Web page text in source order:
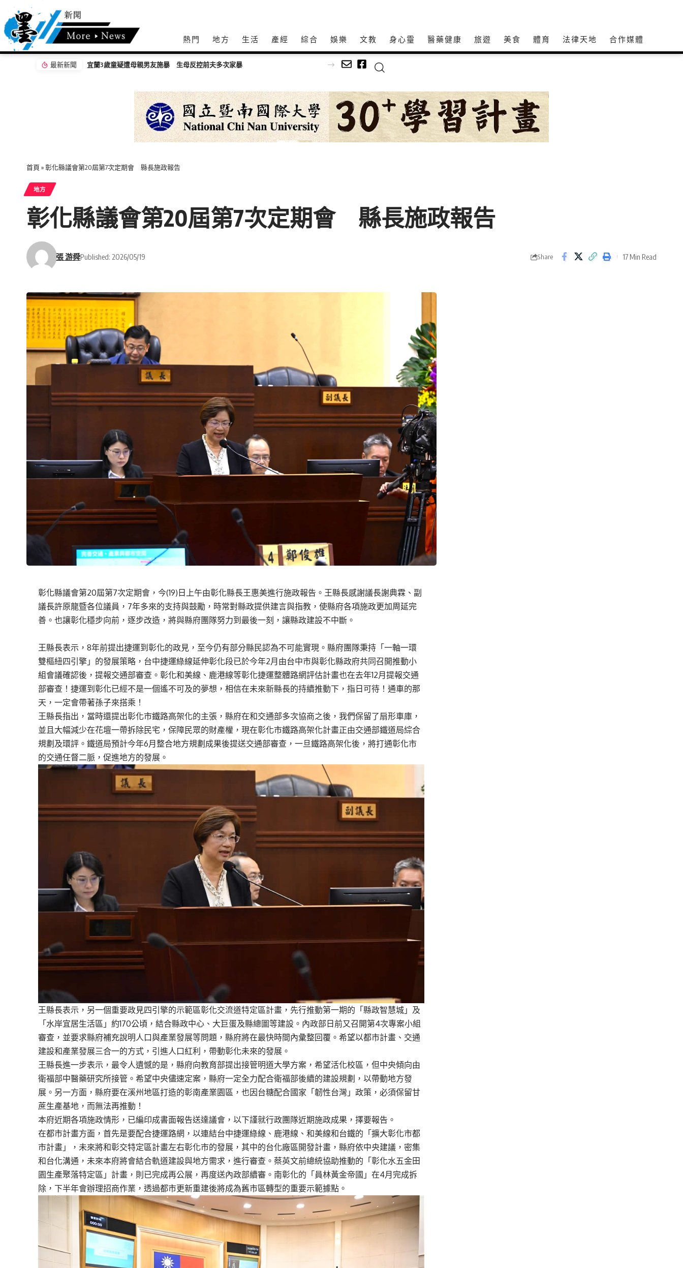
熱門 地方 生活 產經 綜合 娛樂 文教 身心𩆜 醫藥健康 旅遊 美食 體育 法律天地 合作媒體
最新新聞 嘉義無人機競賽登場 73隊挑戰穿越賽與無人機足球
首頁 »彰化縣議會第20屆第7次定期會 縣長施政報告
地方
彰化縣議會第20屆第7次定期會 縣長施政報告
張 游舜Published: 2026/05/19 Share 17 Min Read
彰化縣議會第20屆第7次定期會，今(19)日上午由彰化縣長王惠美進行施政報告。王縣長感謝議長謝典霖、副
議長許原龍暨各位議員，7年多來的支持與鼓勵，時常對縣政提供建言與指教，使縣府各項施政更加周延完
善。也讓彰化穩步向前，逐步改造，將與縣府團隊努力到最後一刻，讓縣政建設不中斷。
王縣長表示，8年前提出捷運到彰化的政見，至今仍有部分縣民認為不可能實現。縣府團隊秉持「一軸一環
雙樞紐四引擎」的發展策略，台中捷運綠線延伸彰化段已於今年2月由台中市與彰化縣政府共同召開推動小
組會議確認後，提報交通部審查。彰化和美線、鹿港線等彰化捷運整體路網評估計畫也在去年12月提報交通
部審查！捷運到彰化已經不是一個遙不可及的夢想，相信在未來新縣長的持續推動下，指日可待！通車的那
天，一定會帶著孫子來搭乘！
王縣長指出，當時還提出彰化市鐵路高架化的主張，縣府在和交通部多次協商之後，我們保留了扇形車庫，
並且大幅減少在花壇一帶拆除民宅，保障民眾的財產權，現在彰化市鐵路高架化計畫正由交通部鐵道局綜合
規劃及環評。鐵道局預計今年6月整合地方規劃成果後提送交通部審查，一旦鐵路高架化後，將打通彰化市
的交通任督二脈，促進地方的發展。
王縣長表示，另一個重要政見四引擎的示範區彰化交流道特定區計畫，先行推動第一期的「縣政智慧城」及
「水岸宜居生活區」約170公頃，結合縣政中心、大巨蛋及縣總圖等建設。內政部日前又召開第4次專案小組
審查，並要求縣府補充說明人口與產業發展等問題，縣府將在最快時間內彙整回覆。希望以都市計畫、交通
建設和產業發展三合一的方式，引進人口紅利，帶動彰化未來的發展。
王縣長進一步表示，最令人遺憾的是，縣府向教育部提出接管明道大學方案，希望活化校區，但中央傾向由
衛福部中醫藥研究所接管。希望中央儘速定案，縣府一定全力配合衛福部後續的建設規劃，以帶動地方發
展。另一方面，縣府要在溪州地區打造的彰南產業園區，也因台糖配合國家「韌性台灣」政策，必須保留甘
蔗生產基地，而無法再推動！
本府近期各項施政情形，已編印成書面報告送達議會，以下謹就行政團隊近期施政成果，擇要報告。
在都市計畫方面，首先是要配合捷運路網，以連結台中捷運綠線、鹿港線、和美線和台鐵的「擴大彰化市都
市計畫」，未來將和彰交特定區計畫左右彰化市的發展，其中的台化廠區開發計畫，縣府依中央建議，密集
和台化溝通，未來本府將會結合軌道建設與地方需求，進行審查。蔡英文前總統協助推動的「彰化水五金田
園生產聚落特定區」計畫，則已完成再公展，再度送內政部續審。南彰化的「員林黃金帝國」在4月完成拆
除，下半年會辦理招商作業，透過都市更新重建後將成為舊市區轉型的重要示範據點。